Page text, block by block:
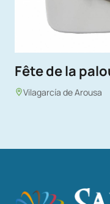
Fête de la
Vilagarcía de Arousa